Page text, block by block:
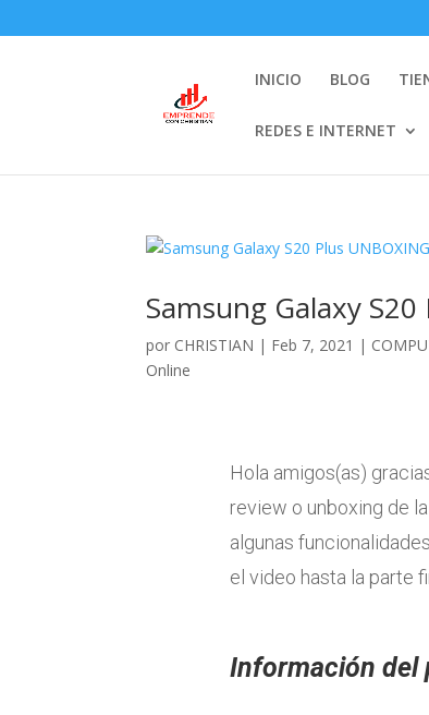
INICIO BLOG
REDES E INTERNET
Samsung Galaxy
por CHRISTIAN | Feb 7, 2021 |
Online
Hola amigos(as)
review o unboxing de
algunas
el video hasta la parte
Información del